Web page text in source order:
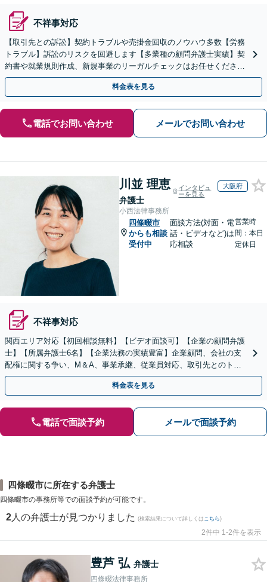
不祥事対応
【取引先との訴訟】契約トラブルや売掛金回収のノウハウ多数【労務
トラブル】訴訟のリスクを回避します【多業種の顧問弁護士実績】契
約書や就業規則作成、新規事業のリーガルチェックはお任せくださ
い。単発のご依頼OK。
料金表を見る
電話でお問い合わせ メールでお問い合わせ
川並 理恵
弁護士
インタビュ
ーを見る
大阪府
小西法律事務所
四條畷市
からも相談
受付中
面談方法(対面・電
話・ビデオなど)は
応相談
営業時
間：本日
定休日
不祥事対応
関西エリア対応【初回相談無料】【ビデオ面談可】【企業の顧問弁護
士】【所属弁護士6名】【企業法務の実績豊富】企業顧問、会社の支
配権に関する争い、M＆A、事業承継、従業員対応、取引先とのトラ
ブル、債権回収等につき豊富な対応実績
料金表を見る
電話で面談予約 メールで面談予約
四條畷市に所在する弁護士
四條畷市の事務所等での面談予約が可能です。
2 人の弁護士が見つかりました (検索結果について詳しくは こちら)
2件中 1-2件を表示
豊芦 弘 弁護士
四條畷法律事務所